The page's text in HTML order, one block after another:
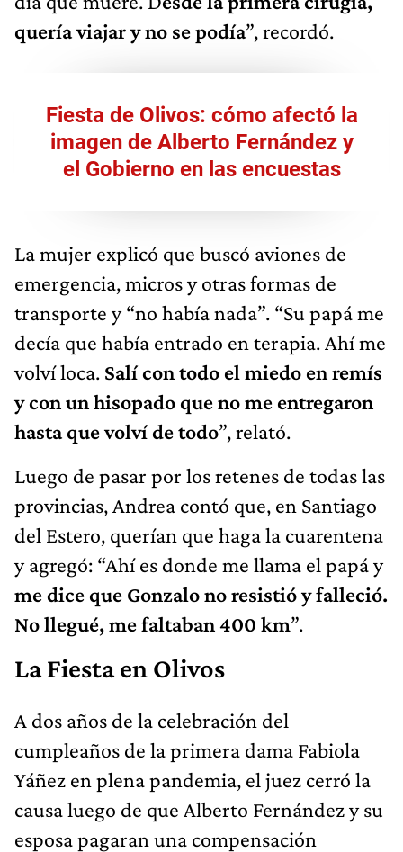
quería viajar y no se podía”, recordó.
Fiesta de Olivos: cómo afectó la
imagen de Alberto Fernández y
el Gobierno en las encuestas
La mujer explicó que buscó aviones de
emergencia, micros y otras formas de
transporte y “no había nada”. “Su papá me
decía que había entrado en terapia. Ahí me
volví loca. Salí con todo el miedo en remís
y con un hisopado que no me entregaron
hasta que volví de todo”, relató.
Luego de pasar por los retenes de todas las
provincias, Andrea contó que, en Santiago
del Estero, querían que haga la cuarentena
y agregó: “Ahí es donde me llama el papá y
me dice que Gonzalo no resistió y falleció.
No llegué, me faltaban 400 km”.
La Fiesta en Olivos
A dos años de la celebración del
cumpleaños de la primera dama Fabiola
Yáñez en plena pandemia, el juez cerró la
causa luego de que Alberto Fernández y su
esposa pagaran una compensación